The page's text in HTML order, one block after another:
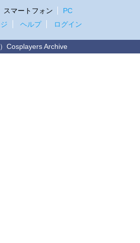
スマートフォン
PC
ヘルプ ログイン
）Cosplayers Archive